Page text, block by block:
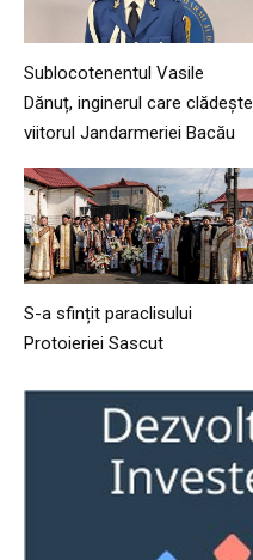
Sublocotenentul Vasile
Dănuț, inginerul care clădește
viitorul Jandarmeriei Bacău
S-a sfințit paraclisului
Protoieriei Sascut